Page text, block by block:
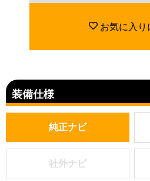
お気に入り
装備仕様
純正ナビ
社外ナビ